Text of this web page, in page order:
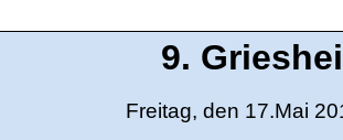
9.
Freitag, den 17.Mai